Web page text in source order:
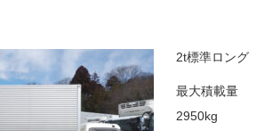
2t標準ロング
最大積載量
2950kg